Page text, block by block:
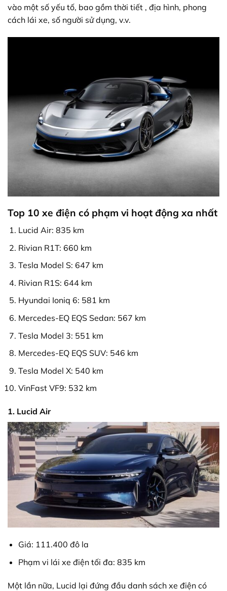
vào một số yếu tố, bao gồm thời tiết , địa hình, phong
cách lái xe, số người sử dụng, v.v.
Top 10 xe điện có phạm vi hoạt động xa nhất
Lucid Air: 835 km
Rivian R1T: 660 km
Tesla Model S: 647 km
Rivian R1S: 644 km
Hyundai Ioniq 6: 581 km
Mercedes-EQ EQS Sedan: 567 km
Tesla Model 3: 551 km
Mercedes-EQ EQS SUV: 546 km
Tesla Model X: 540 km
VinFast VF9: 532 km
1. Lucid Air
Giá: 111.400 đô la
Phạm vi lái xe điện tối đa: 835 km
Một lần nữa, Lucid lại đứng đầu danh sách xe điện có